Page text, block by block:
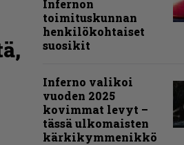
Infernon
toimituskunnan
henkilökohtaiset
suosikit
Inferno valikoi
vuoden 2025
kovimmat levyt –
tässä ulkomaisten
kärkikymmenikkö